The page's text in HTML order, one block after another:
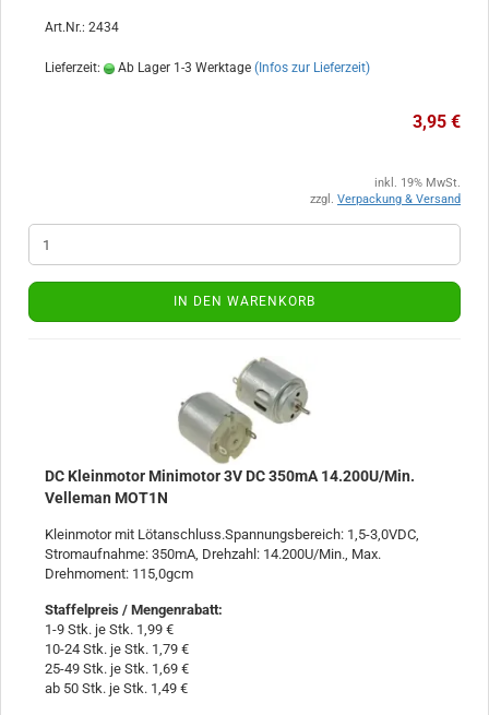
Art.Nr.: 2434
Lieferzeit: Ab Lager 1-3 Werktage (Infos zur Lieferzeit)
3,95 €
inkl. 19% MwSt.
zzgl. Verpackung & Versand
IN DEN WARENKORB
DC Kleinmotor Minimotor 3V DC 350mA 14.200U/Min.
Velleman MOT1N
Kleinmotor mit Lötanschluss.Spannungsbereich: 1,5-3,0VDC,
Stromaufnahme: 350mA, Drehzahl: 14.200U/Min., Max.
Drehmoment: 115,0gcm
Staffelpreis / Mengenrabatt:
1-9 Stk. je Stk. 1,99 €
10-24 Stk. je Stk. 1,79 €
25-49 Stk. je Stk. 1,69 €
ab 50 Stk. je Stk. 1,49 €